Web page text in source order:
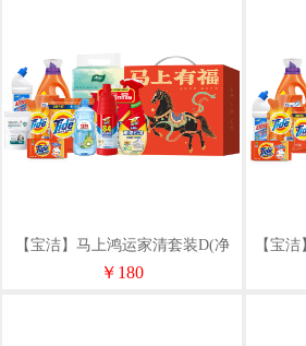
【宝洁】马上鸿运家清套装D(净
含量5251g）
￥180
【宝